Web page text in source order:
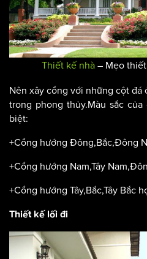
Thiết kế nhà – Mẹo
Nên xây cổng với những cột đá
trong phong thủy.Màu sắc
biệt:
+Cổng hướng Đông,Bắc,Đông
+Cổng hướng Nam,Tây
+Cổng hướng Tây,Bắc,Tây Bắc
Thiết kế lối đi